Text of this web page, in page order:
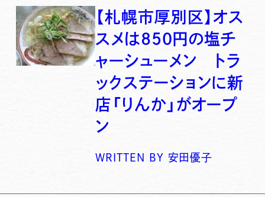
【札幌市厚別区】オス
スメは850円の塩チ
ャーシューメン トラ
ックステーションに新
店「りんか」がオープ
ン
WRITTEN BY 安田優子